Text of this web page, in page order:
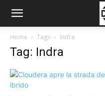
Home Tags Indra
Tag: Indra